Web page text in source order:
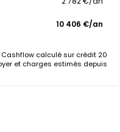
10 406 €/an
Cashflow calculé sur crédit 20
et charges estimés depuis